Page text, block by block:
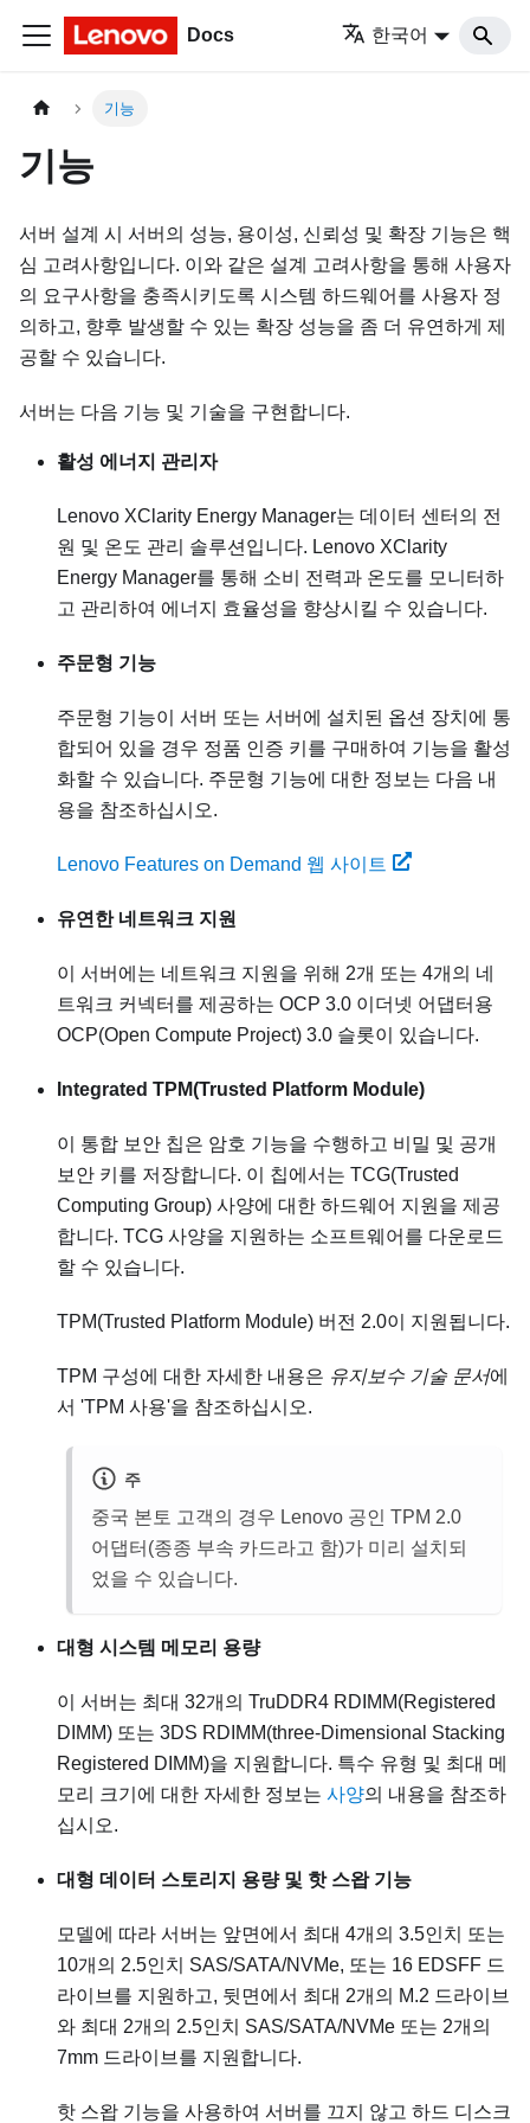
Docs 한국어
기능
기능
서버 설계 시 서버의 성능, 용이성, 신뢰성 및 확장 기능은 핵
심 고려사항입니다. 이와 같은 설계 고려사항을 통해 사용자
의 요구사항을 충족시키도록 시스템 하드웨어를 사용자 정
의하고, 향후 발생할 수 있는 확장 성능을 좀 더 유연하게 제
공할 수 있습니다.
서버는 다음 기능 및 기술을 구현합니다.
활성 에너지 관리자
Lenovo XClarity Energy Manager는 데이터 센터의 전
원 및 온도 관리 솔루션입니다. Lenovo XClarity
Energy Manager를 통해 소비 전력과 온도를 모니터하
고 관리하여 에너지 효율성을 향상시킬 수 있습니다.
주문형 기능
주문형 기능이 서버 또는 서버에 설치된 옵션 장치에 통
합되어 있을 경우 정품 인증 키를 구매하여 기능을 활성
화할 수 있습니다. 주문형 기능에 대한 정보는 다음 내
용을 참조하십시오.
Lenovo Features on Demand 웹 사이트
유연한 네트워크 지원
이 서버에는 네트워크 지원을 위해 2개 또는 4개의 네
트워크 커넥터를 제공하는 OCP 3.0 이더넷 어댑터용
OCP(Open Compute Project) 3.0 슬롯이 있습니다.
Integrated TPM(Trusted Platform Module)
이 통합 보안 칩은 암호 기능을 수행하고 비밀 및 공개
보안 키를 저장합니다. 이 칩에서는 TCG(Trusted
Computing Group) 사양에 대한 하드웨어 지원을 제공
합니다. TCG 사양을 지원하는 소프트웨어를 다운로드
할 수 있습니다.
TPM(Trusted Platform Module) 버전 2.0이 지원됩니다.
TPM 구성에 대한 자세한 내용은 유지보수 기술 문서에
서 'TPM 사용'을 참조하십시오.
주
중국 본토 고객의 경우 Lenovo 공인 TPM 2.0
어댑터(종종 부속 카드라고 함)가 미리 설치되
었을 수 있습니다.
대형 시스템 메모리 용량
이 서버는 최대 32개의 TruDDR4 RDIMM(Registered
DIMM) 또는 3DS RDIMM(three-Dimensional Stacking
Registered DIMM)을 지원합니다. 특수 유형 및 최대 메
모리 크기에 대한 자세한 정보는 사양의 내용을 참조하
십시오.
대형 데이터 스토리지 용량 및 핫 스왑 기능
모델에 따라 서버는 앞면에서 최대 4개의 3.5인치 또는
10개의 2.5인치 SAS/SATA/NVMe, 또는 16 EDSFF 드
라이브를 지원하고, 뒷면에서 최대 2개의 M.2 드라이브
와 최대 2개의 2.5인치 SAS/SATA/NVMe 또는 2개의
7mm 드라이브를 지원합니다.
핫 스왑 기능을 사용하여 서버를 끄지 않고 하드 디스크